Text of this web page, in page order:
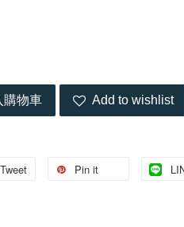
購物車 Add to wishlist
Tweet Pin it